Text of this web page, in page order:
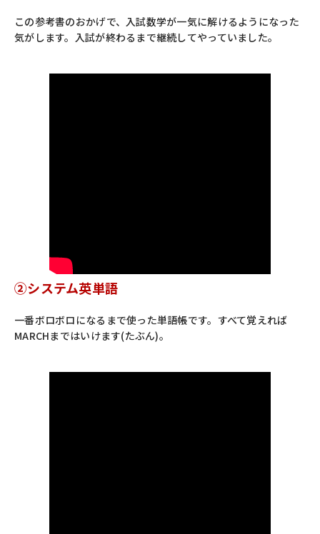
この参考書のおかげで、入試数学が一気に解けるようになった
気がします。入試が終わるまで継続してやっていました。
②システム英単語
一番ボロボロになるまで使った単語帳です。すべて覚えれば
MARCHまではいけます(たぶん)。